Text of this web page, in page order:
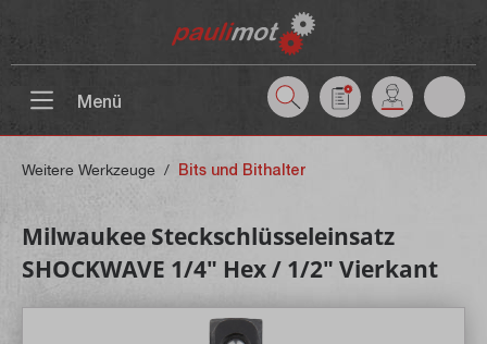
Menü
Weitere Werkzeuge / Bits und Bithalter
Milwaukee Steckschlüsseleinsatz
SHOCKWAVE 1/4" Hex / 1/2" Vierkant